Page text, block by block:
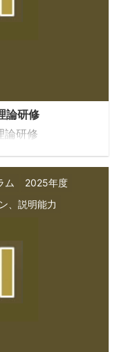
論研修
論研修
ム
2025年度
、説明能力